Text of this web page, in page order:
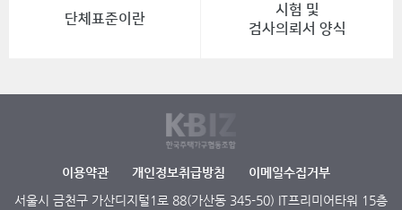
단체표준이란
시험 및
검사의뢰서 양식
이용약관 개인정보취급방침
이메일수집거부
서울시 금천구 가산디지털1로 88(가산동 345-50) IT프리미어타워 15층